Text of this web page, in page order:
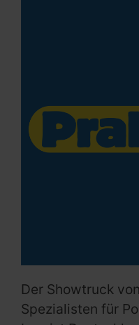
Der Showtruck
Spezialisten für